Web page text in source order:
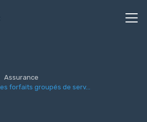
Assurance
forfaits groupés de serv...